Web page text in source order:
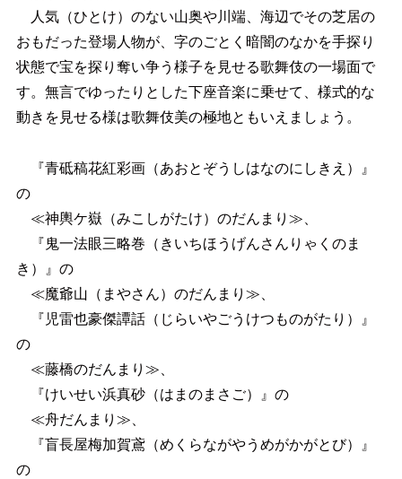
人気（ひとけ）のない山奥や川端、海辺でその芝居の
おもだった登場人物が、字のごとく暗闇のなかを手探り
状態で宝を探り奪い争う様子を見せる歌舞伎の一場面で
す。無言でゆったりとした下座音楽に乗せて、様式的な
動きを見せる様は歌舞伎美の極地ともいえましょう。
『青砥稿花紅彩画（あおとぞうしはなのにしきえ）』
の
≪神輿ケ嶽（みこしがたけ）のだんまり≫、
『鬼一法眼三略巻（きいちほうげんさんりゃくのま
き）』の
≪魔爺山（まやさん）のだんまり≫、
『児雷也豪傑譚話（じらいやごうけつものがたり）』
の
≪藤橋のだんまり≫、
『けいせい浜真砂（はまのまさご）』の
≪舟だんまり≫、
『盲長屋梅加賀鳶（めくらながやうめがかがとび）』
の